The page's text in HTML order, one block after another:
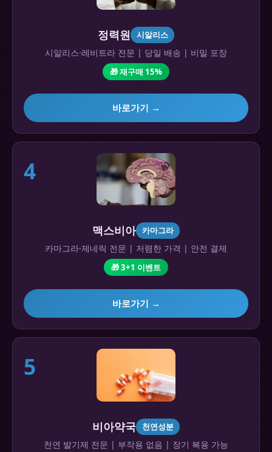
정력원 시알리스
시알리스·레비트라 전문 | 당일 배송 | 비밀 포장
🎁 재구매 15%
바로가기 →
4
맥스비아 카마그라
카마그라·제네릭 전문 | 저렴한 가격 | 안전 결제
🎁 3+1 이벤트
바로가기 →
5
비아약국 천연성분
천연 발기제 전문 | 부작용 없음 | 장기 복용 가능